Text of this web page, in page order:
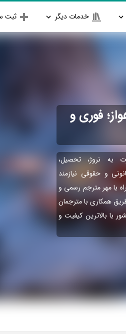
خدمات دیگر ثبت
فوری و
به نروژ، تحصیل،
و حقوقی نیازمند
با مهر مترجم رسمی و
همکاری با مترجمان
با بالاترین کیفیت و